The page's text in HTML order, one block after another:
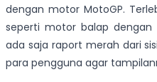
dengan motor MotoGP.
seperti motor balap
ada saja raport merah dari
para pengguna agar